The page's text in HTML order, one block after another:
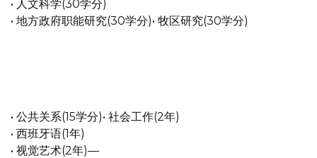
• 人文科学(30学分)
• 地方政府职能研究(30学分)• 牧区研究(30学分)
• 公共关系(15学分)• 社会工作(2年)
• 西班牙语(1年)
• 视觉艺术(2年)—